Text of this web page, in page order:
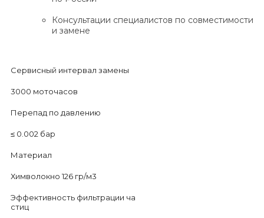
Консультации специалистов по совместимости
и замене
Сервисный интервал замены
3000 моточасов
Перепад по давлению
≤ 0.002 бар
Материал
Химволокно 126 гр/м3
Эффективность фильтрации ча
стиц